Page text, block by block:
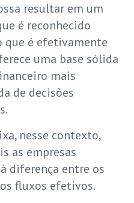
resultar em um
é reconhecido
é efetivamente
uma base sólida
mais
de decisões
nesse contexto,
as empresas
diferença entre os
fluxos efetivos.